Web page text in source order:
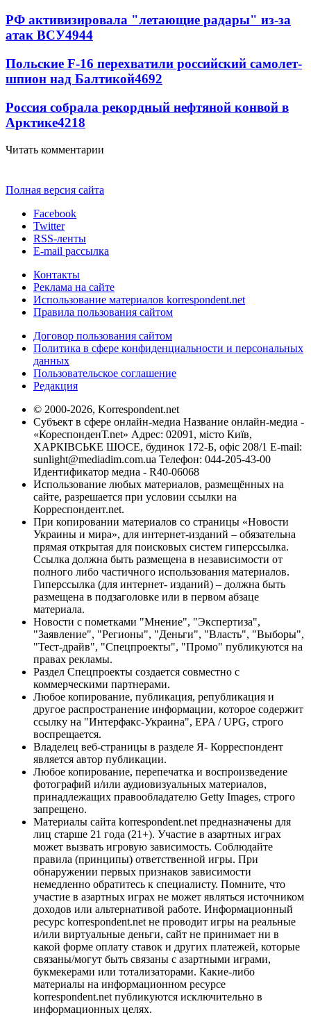
РФ активизировала "летающие радары" из-за
атак ВСУ4944
Польские F-16 перехватили российский самолет-
шпион над Балтикой4692
Россия собрала рекордный нефтяной конвой в
Арктике4218
Читать комментарии
Полная версия сайта
Facebook
Twitter
RSS-ленты
E-mail рассылка
Контакты
Реклама на сайте
Использование материалов korrespondent.net
Правила пользования сайтом
Договор пользования сайтом
Политика в сфере конфиденциальности и персональных
данных
Пользовательское соглашение
Редакция
© 2000-2026, Korrespondent.net
Субъект в сфере онлайн-медиа Название онлайн-медиа -
«КореспонденТ.net» Адрес: 02091, місто Київ,
ХАРКІВСЬКЕ ШОСЕ, будинок 172-Б, офіс 208/1 E-mail:
sunlight@mediadim.com.ua Телефон: 044-205-43-00
Идентификатор медиа - R40-06068
Использование любых материалов, размещённых на
сайте, разрешается при условии ссылки на
Корреспондент.net.
При копировании материалов со страницы «Новости
Украины и мира», для интернет-изданий – обязательна
прямая открытая для поисковых систем гиперссылка.
Ссылка должна быть размещена в независимости от
полного либо частичного использования материалов.
Гиперссылка (для интернет- изданий) – должна быть
размещена в подзаголовке или в первом абзаце
материала.
Новости с пометками "Мнение", "Экспертиза",
"Заявление", "Регионы", "Деньги", "Власть", "Выборы",
"Тест-драйв", "Спецпроекты", "Промо" публикуются на
правах рекламы.
Раздел Спецпроекты создается совместно с
коммерческими партнерами.
Любое копирование, публикация, републикация и
другое распространение информации, которое содержит
ссылку на "Интерфакс-Украина", EPA / UPG, строго
воспрещается.
Владелец веб-страницы в разделе Я- Корреспондент
является автор публикации.
Любое копирование, перепечатка и воспроизведение
фотографий и/или аудиовизуальных материалов,
принадлежащих правообладателю Getty Images, строго
запрещено.
Материалы сайта korrespondent.net предназначены для
лиц старше 21 года (21+). Участие в азартных играх
может вызвать игровую зависимость. Соблюдайте
правила (принципы) ответственной игры. При
обнаружении первых признаков зависимости
немедленно обратитесь к специалисту. Помните, что
участие в азартных играх не может являться источником
доходов или альтернативой работе. Информационный
ресурс korrespondent.net не проводит игры на реальные
и/или виртуальные деньги, сайт не принимает ни в
какой форме оплату ставок и других платежей, которые
связаны/могут быть связаны с азартными играми,
букмекерами или тотализаторами. Какие-либо
материалы на информационном ресурсе
korrespondent.net публикуются исключительно в
информационных целях.